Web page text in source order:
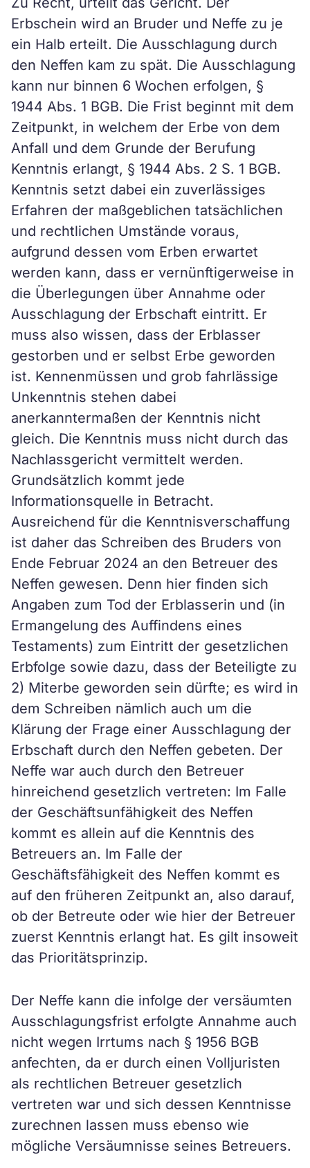
Erbschein wird an Bruder und Neffe zu je
ein Halb erteilt. Die Ausschlagung durch
den Neffen kam zu spät. Die Ausschlagung
kann nur binnen 6 Wochen erfolgen, §
1944 Abs. 1 BGB. Die Frist beginnt mit dem
Zeitpunkt, in welchem der Erbe von dem
Anfall und dem Grunde der Berufung
Kenntnis erlangt, § 1944 Abs. 2 S. 1 BGB.
Kenntnis setzt dabei ein zuverlässiges
Erfahren der maßgeblichen tatsächlichen
und rechtlichen Umstände voraus,
aufgrund dessen vom Erben erwartet
werden kann, dass er vernünftigerweise in
die Überlegungen über Annahme oder
Ausschlagung der Erbschaft eintritt. Er
muss also wissen, dass der Erblasser
gestorben und er selbst Erbe geworden
ist. Kennenmüssen und grob fahrlässige
Unkenntnis stehen dabei
anerkanntermaßen der Kenntnis nicht
gleich. Die Kenntnis muss nicht durch das
Nachlassgericht vermittelt werden.
Grundsätzlich kommt jede
Informationsquelle in Betracht.
Ausreichend für die Kenntnisverschaffung
ist daher das Schreiben des Bruders von
Ende Februar 2024 an den Betreuer des
Neffen gewesen. Denn hier finden sich
Angaben zum Tod der Erblasserin und (in
Ermangelung des Auffindens eines
Testaments) zum Eintritt der gesetzlichen
Erbfolge sowie dazu, dass der Beteiligte zu
2) Miterbe geworden sein dürfte; es wird in
dem Schreiben nämlich auch um die
Klärung der Frage einer Ausschlagung der
Erbschaft durch den Neffen gebeten. Der
Neffe war auch durch den Betreuer
hinreichend gesetzlich vertreten: Im Falle
der Geschäftsunfähigkeit des Neffen
kommt es allein auf die Kenntnis des
Betreuers an. Im Falle der
Geschäftsfähigkeit des Neffen kommt es
auf den früheren Zeitpunkt an, also darauf,
ob der Betreute oder wie hier der Betreuer
zuerst Kenntnis erlangt hat. Es gilt insoweit
das Prioritätsprinzip.
Der Neffe kann die infolge der versäumten
Ausschlagungsfrist erfolgte Annahme auch
nicht wegen Irrtums nach § 1956 BGB
anfechten, da er durch einen Volljuristen
als rechtlichen Betreuer gesetzlich
vertreten war und sich dessen Kenntnisse
zurechnen lassen muss ebenso wie
mögliche Versäumnisse seines Betreuers.